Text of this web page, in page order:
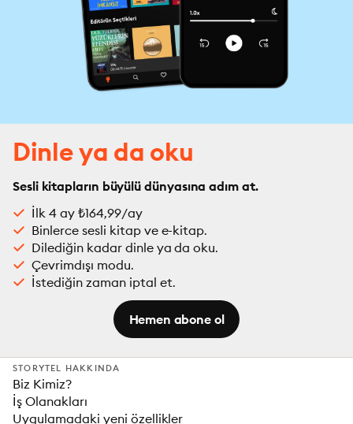
Dinle ya da oku
Sesli kitapların büyülü dünyasına adım at.
İlk 4 ay ₺164,99/ay
Binlerce sesli kitap ve e-kitap.
Dilediğin kadar dinle ya da oku.
Çevrimdışı modu.
İstediğin zaman iptal et.
Hemen abone ol
STORYTEL HAKKINDA
Biz Kimiz?
İş Olanakları
Uygulamadaki yeni özellikler